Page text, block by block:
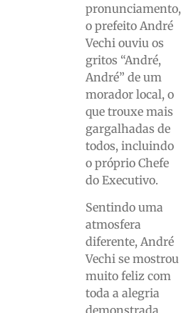
pronunciamento,
o prefeito André
Vechi ouviu os
gritos “André,
André” de um
morador local, o
que trouxe mais
gargalhadas de
todos, incluindo
o próprio Chefe
do Executivo.
Sentindo uma
atmosfera
diferente, André
Vechi se mostrou
muito feliz com
toda a alegria